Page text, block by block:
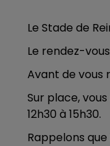
Le Stade de
Le rendez-
Avant de vous
Sur place,
12h30 à 15h30.
Rappelons